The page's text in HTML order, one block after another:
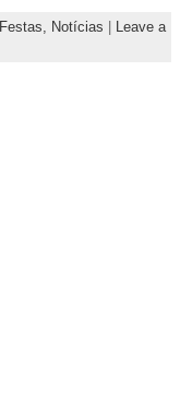
Festas, Notícias
Leave a